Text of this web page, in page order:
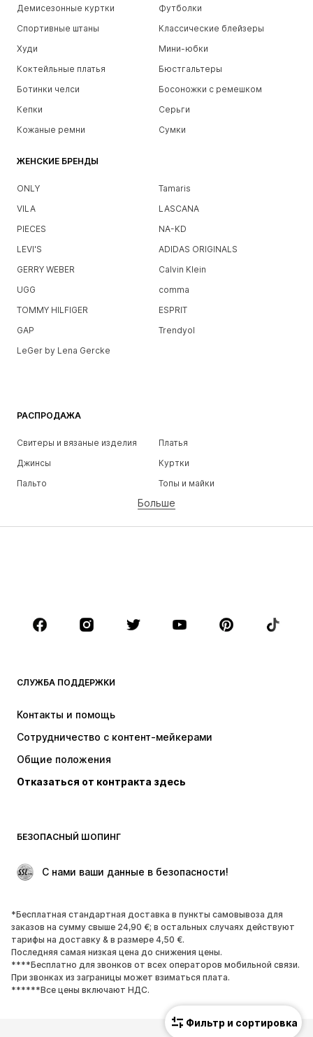
Фильтр и сортировка
Демисезонные куртки
Футболки
Спортивные штаны
Классические блейзеры
Худи
Мини-юбки
Коктейльные платья
Бюстгальтеры
Ботинки челси
Босоножки с ремешком
Кепки
Серьги
Кожаные ремни
Сумки
ЖЕНСКИЕ БРЕНДЫ
ONLY
Tamaris
VILA
LASCANA
PIECES
NA-KD
LEVI'S
ADIDAS ORIGINALS
GERRY WEBER
Calvin Klein
UGG
comma
TOMMY HILFIGER
ESPRIT
GAP
Trendyol
LeGer by Lena Gercke
РАСПРОДАЖА
Свитеры и вязаные изделия
Платья
Джинсы
Куртки
Пальто
Топы и майки
Белье
Юбки
Блузки и туники
Аксессуары
Премиум
НОВИНКИ
Куртки
Свитеры и вязаные изделия
Белье
Пальто
Юбки
Поводы
ЭКСКЛЮЗИВ
ОБУВЬ
НОВИНКИ
Модные тенденции
Кроссовки и кеды
Ботинки
Лодочки и туфли на высоких
Полуботинки
Больше
СЛУЖБА ПОДДЕРЖКИ
Контакты и помощь
Сотрудничество с контент-мейкерами
Общие положения
Отказаться от контракта здесь
БЕЗОПАСНЫЙ ШОПИНГ
С нами ваши данные в безопасности!
*Бесплатная стандартная доставка в пункты самовывоза для
заказов на сумму свыше 24,90 €; в остальных случаях действуют
тарифы на доставку & в размере 4,50 €.
Последняя самая низкая цена до снижения цены.
****Бесплатно для звонков от всех операторов мобильной связи.
При звонках из заграницы может взиматься плата.
******Все цены включают НДС.